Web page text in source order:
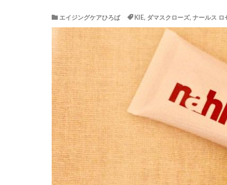
エイジングケアひろば KIE, ダマスクローズ, ナールス ロ